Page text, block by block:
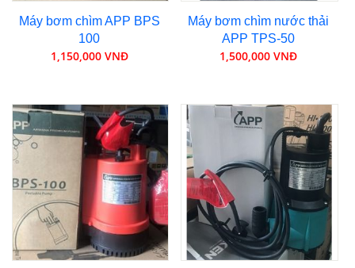
Máy bơm chìm APP BPS
100
1,150,000 VNĐ
Máy bơm chìm nước thải
APP TPS-50
1,500,000 VNĐ